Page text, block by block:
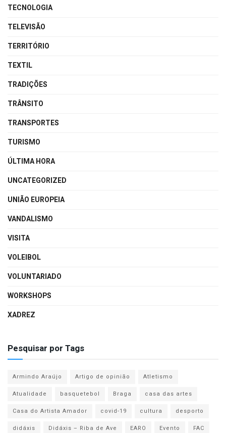
TECNOLOGIA
TELEVISÃO
TERRITÓRIO
TEXTIL
TRADIÇÕES
TRÂNSITO
TRANSPORTES
TURISMO
ÚLTIMA HORA
UNCATEGORIZED
UNIÃO EUROPEIA
VANDALISMO
VISITA
VOLEIBOL
VOLUNTARIADO
WORKSHOPS
XADREZ
Pesquisar por Tags
Armindo Araújo Artigo de opinião
Atletismo
Atualidade
basquetebol Braga
casa das artes
Casa do Artista Amador
covid-19 cultura
desporto
didáxis
Didáxis – Riba de Ave EARO Evento
FAC